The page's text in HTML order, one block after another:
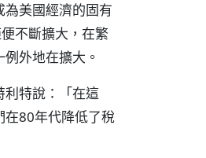
美國經濟的固有
不斷擴大，在繁
外地在擴大。
特說：「在這
在80年代降低了稅